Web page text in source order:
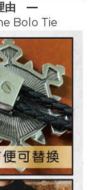
由 —
Bolo Tie